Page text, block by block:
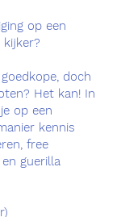
op een
doch
Het kan! In
op een
kennis
free
guerilla